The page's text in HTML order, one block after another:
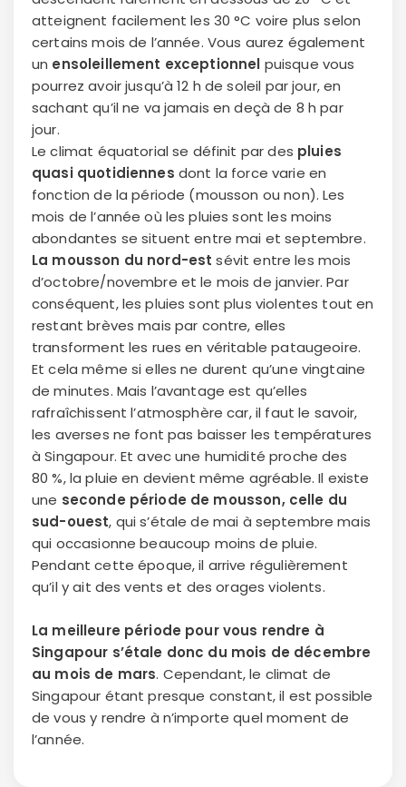
atteignent facilement les 30 °C voire plus selon
certains mois de l’année. Vous aurez également
un ensoleillement exceptionnel puisque vous
pourrez avoir jusqu’à 12 h de soleil par jour, en
sachant qu’il ne va jamais en deçà de 8 h par
jour.
Le climat équatorial se définit par des pluies
quasi quotidiennes dont la force varie en
fonction de la période (mousson ou non). Les
mois de l’année où les pluies sont les moins
abondantes se situent entre mai et septembre.
La mousson du nord-est sévit entre les mois
d’octobre/novembre et le mois de janvier. Par
conséquent, les pluies sont plus violentes tout en
restant brèves mais par contre, elles
transforment les rues en véritable pataugeoire.
Et cela même si elles ne durent qu’une vingtaine
de minutes. Mais l’avantage est qu’elles
rafraîchissent l’atmosphère car, il faut le savoir,
les averses ne font pas baisser les températures
à Singapour. Et avec une humidité proche des
80 %, la pluie en devient même agréable. Il existe
une seconde période de mousson, celle du
sud-ouest, qui s’étale de mai à septembre mais
qui occasionne beaucoup moins de pluie.
Pendant cette époque, il arrive régulièrement
qu’il y ait des vents et des orages violents.
La meilleure période pour vous rendre à
Singapour s’étale donc du mois de décembre
au mois de mars. Cependant, le climat de
Singapour étant presque constant, il est possible
de vous y rendre à n’importe quel moment de
l’année.